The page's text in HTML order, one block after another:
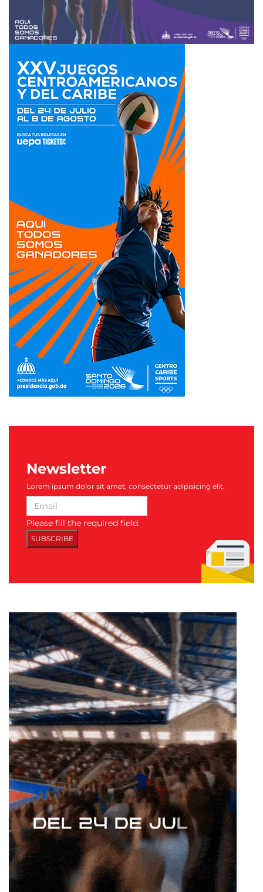
Newsletter
Lorem ipsum dolor sit amet, consectetur adipisicing elit.
Please fill the required field.
SUBSCRIBE